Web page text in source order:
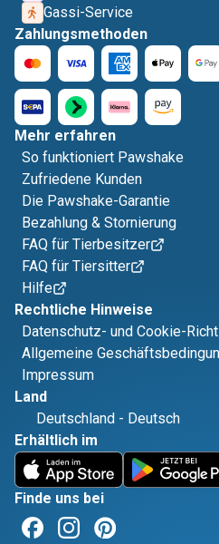
Gassi-Service
Zahlungsmethoden
Mehr erfahren
So funktioniert Pawshake
Zufriedene Kunden
Die Pawshake-Garantie
Bezahlung & Stornierung
FAQ für Tierbesitzer
FAQ für Tiersitter
Hilfe
Rechtliche Hinweise
Datenschutz- und Cookie-
Allgemeine
Impressum
Land
Deutschland - Deutsch
Erhältlich im
Finde uns bei